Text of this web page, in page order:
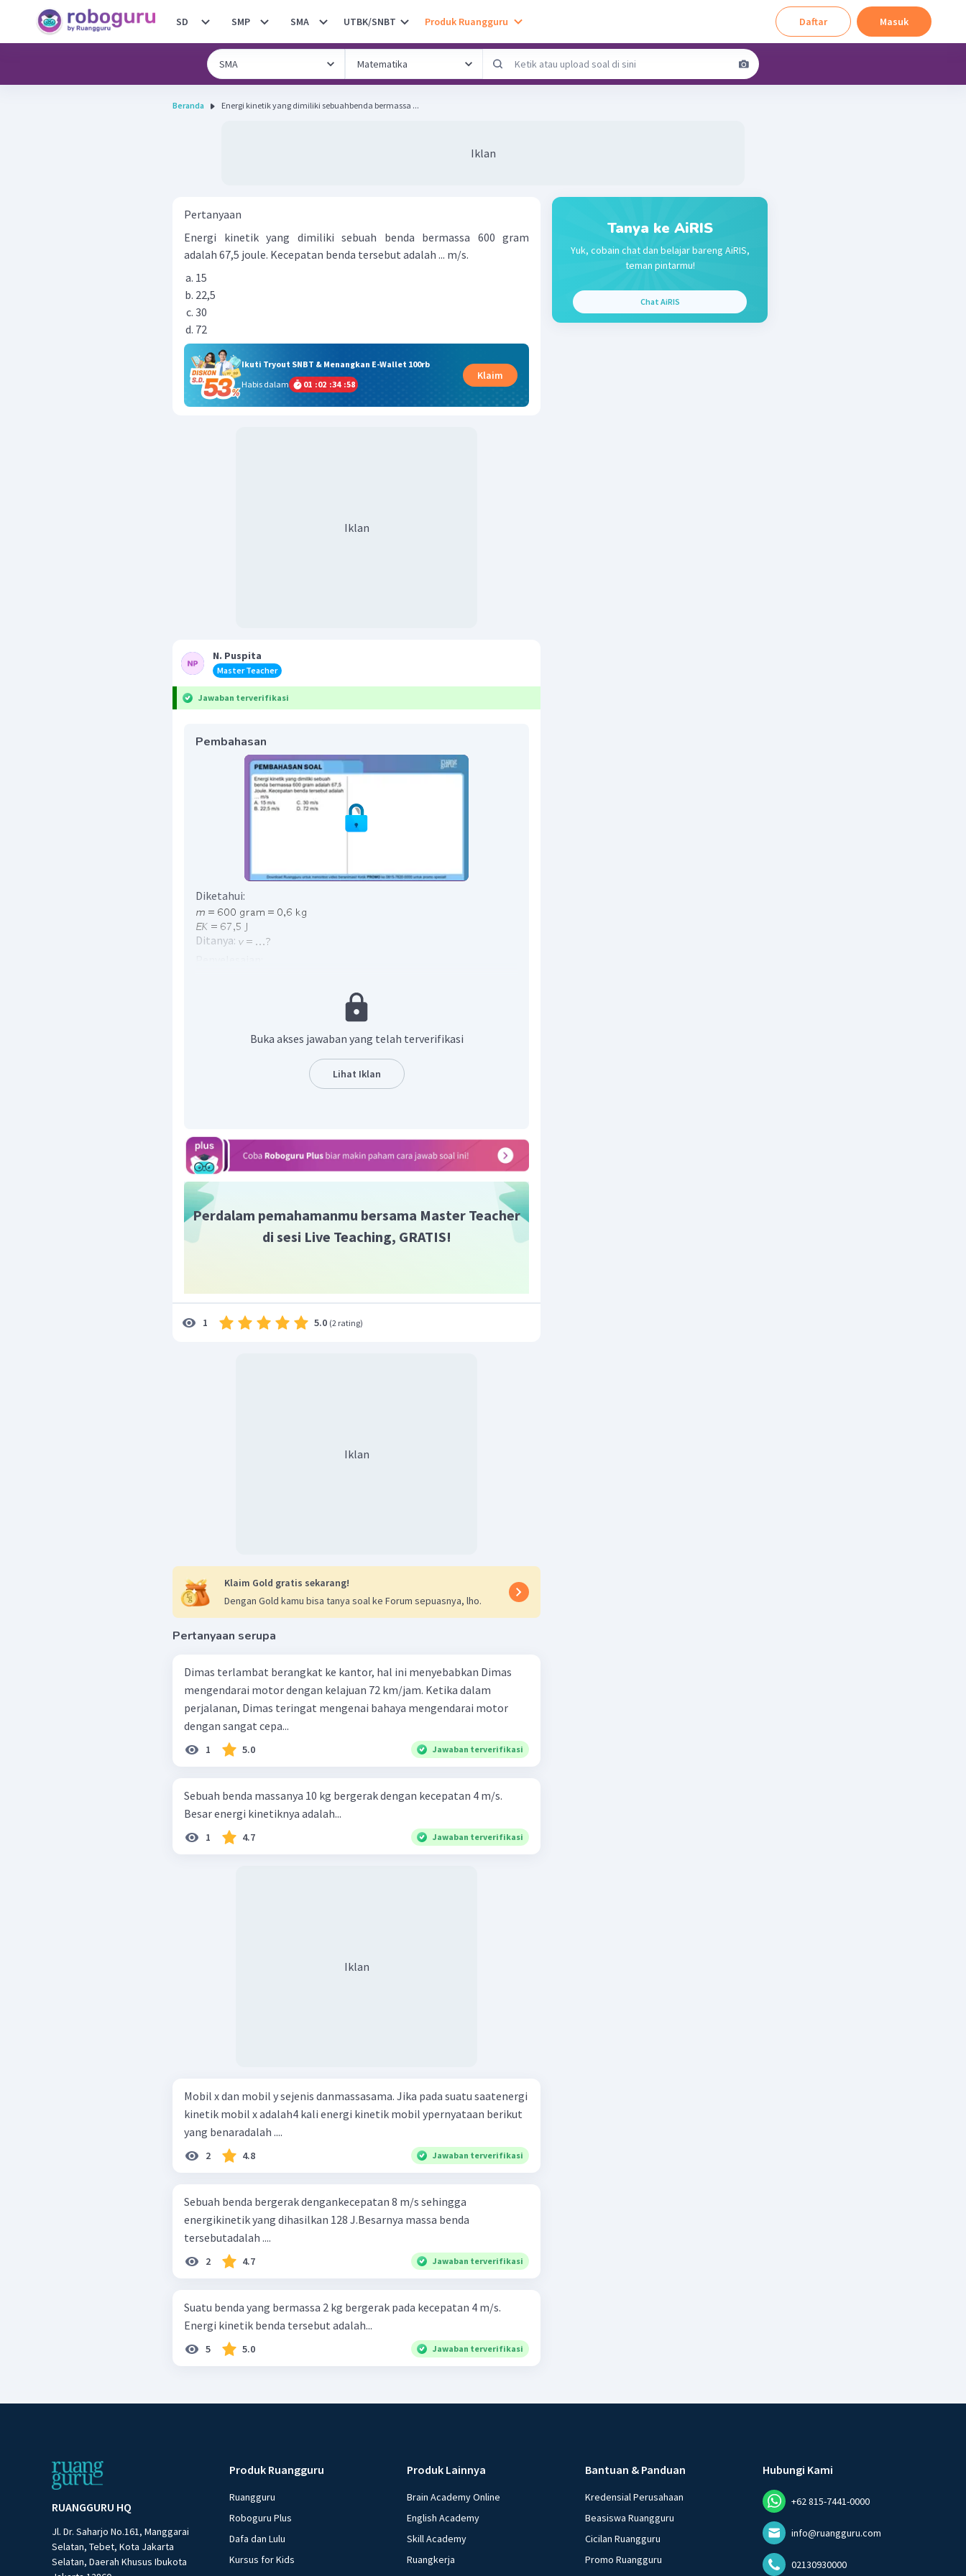
SD SMP SMA UTBK/SNBT Produk Ruangguru Daftar Masuk
Beranda Energi kinetik yang dimiliki sebuahbenda bermassa ...
Iklan
Pertanyaan
Energi kinetik yang dimiliki sebuah benda bermassa 600 gram
adalah 67,5 joule. Kecepatan benda tersebut adalah ... m/s.
15
22,5
30
72
Ikuti Tryout SNBT & Menangkan E-Wallet 100rb
Habis dalam
01 :02 :34 :58
Klaim
Iklan
N. Puspita
Master Teacher
Jawaban terverifikasi
Pembahasan
Diketahui:
Ditanya:
Oleh karena itu, jawaban yang tepat adalah A.
Buka akses jawaban yang telah terverifikasi
Lihat Iklan
Perdalam pemahamanmu bersama Master Teacher
di sesi Live Teaching, GRATIS!
1 5.0 (2 rating)
Iklan
Klaim Gold gratis sekarang!
Dengan Gold kamu bisa tanya soal ke Forum sepuasnya, lho.
Pertanyaan serupa
Dimas terlambat berangkat ke kantor, hal ini menyebabkan Dimas
mengendarai motor dengan kelajuan 72 km/jam. Ketika dalam
perjalanan, Dimas teringat mengenai bahaya mengendarai motor
dengan sangat cepa...
1 5.0 Jawaban terverifikasi
Sebuah benda massanya 10 kg bergerak dengan kecepatan 4 m/s.
Besar energi kinetiknya adalah...
1 4.7 Jawaban terverifikasi
Iklan
Mobil x dan mobil y sejenis danmassasama. Jika pada suatu saatenergi
kinetik mobil x adalah4 kali energi kinetik mobil ypernyataan berikut
yang benaradalah ....
2 4.8 Jawaban terverifikasi
Sebuah benda bergerak dengankecepatan 8 m/s sehingga
energikinetik yang dihasilkan 128 J.Besarnya massa benda
tersebutadalah ....
2 4.7 Jawaban terverifikasi
Suatu benda yang bermassa 2 kg bergerak pada kecepatan 4 m/s.
Energi kinetik benda tersebut adalah...
5 5.0 Jawaban terverifikasi
Tanya ke AiRIS
Yuk, cobain chat dan belajar bareng AiRIS,
teman pintarmu!
Chat AiRIS
RUANGGURU HQ
Jl. Dr. Saharjo No.161, Manggarai
Selatan, Tebet, Kota Jakarta
Selatan, Daerah Khusus Ibukota
Produk Ruangguru
Ruangguru
Roboguru Plus
Dafa dan Lulu
Kursus for Kids
Produk Lainnya
Brain Academy Online
English Academy
Skill Academy
Ruangkerja
Bantuan & Panduan
Kredensial Perusahaan
Beasiswa Ruangguru
Cicilan Ruangguru
Promo Ruangguru
Hubungi Kami
+62 815-7441-0000
info@ruangguru.com
02130930000